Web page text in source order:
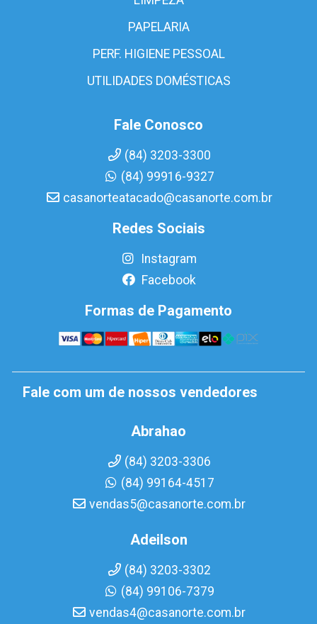
PAPELARIA
PERF. HIGIENE PESSOAL
UTILIDADES DOMÉSTICAS
Fale Conosco
(84) 3203-3300
(84) 99916-9327
casanorteatacado@casanorte.com.br
Redes Sociais
Instagram
Facebook
Formas de Pagamento
Fale com um de nossos vendedores
Abrahao
(84) 3203-3306
(84) 99164-4517
vendas5@casanorte.com.br
Adeilson
(84) 3203-3302
(84) 99106-7379
vendas4@casanorte.com.br